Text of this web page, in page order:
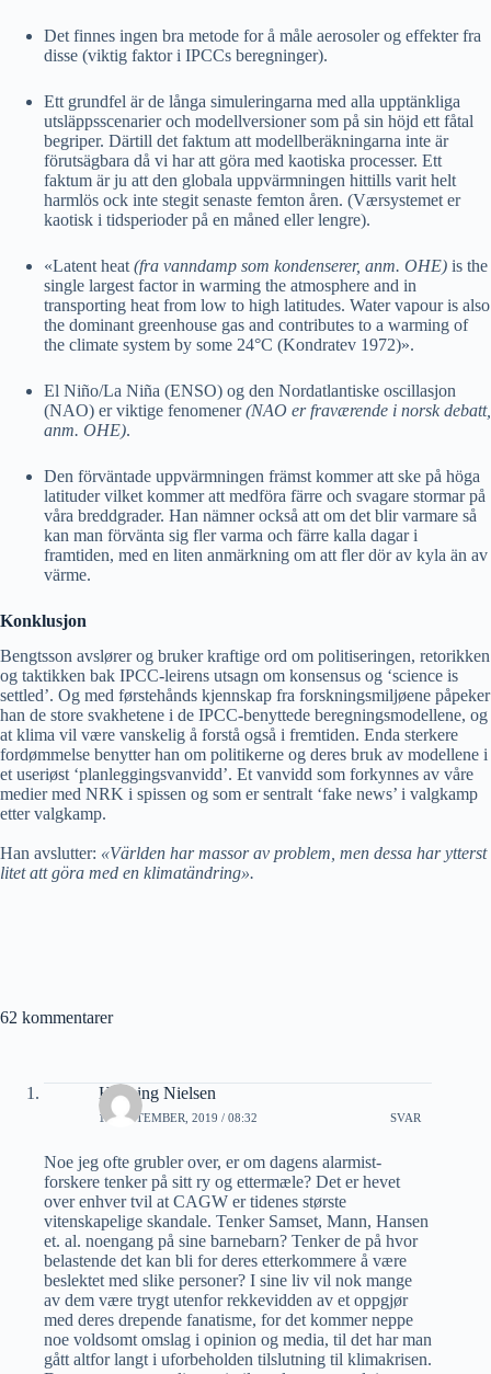
Det finnes ingen bra metode for å måle aerosoler og effekter fra
disse (viktig faktor i IPCCs beregninger).
Ett grundfel är de långa simuleringarna med alla upptänkliga
utsläppsscenarier och modellversioner som på sin höjd ett fåtal
begriper. Därtill det faktum att modellberäkningarna inte är
förutsägbara då vi har att göra med kaotiska processer. Ett
faktum är ju att den globala uppvärmningen hittills varit helt
harmlös ock inte stegit senaste femton åren. (Værsystemet er
kaotisk i tidsperioder på en måned eller lengre).
«Latent heat (fra vanndamp som kondenserer, anm. OHE) is the
single largest factor in warming the atmosphere and in
transporting heat from low to high latitudes. Water vapour is also
the dominant greenhouse gas and contributes to a warming of
the climate system by some 24°C (Kondratev 1972)».
El Niño/La Niña (ENSO) og den Nordatlantiske oscillasjon
(NAO) er viktige fenomener(NAO er fraværende i norsk debatt,
anm. OHE).
Den förväntade uppvärmningen främst kommer att ske på höga
latituder vilket kommer att medföra färre och svagare stormar på
våra breddgrader. Han nämner också att om det blir varmare så
kan man förvänta sig fler varma och färre kalla dagar i
framtiden, med en liten anmärkning om att fler dör av kyla än av
värme.
Konklusjon
Bengtsson avslører og bruker kraftige ord om politiseringen, retorikken
og taktikken bak IPCC-leirens utsagn om konsensus og ‘science is
settled’. Og med førstehånds kjennskap fra forskningsmiljøene påpeker
han de store svakhetene i de IPCC-benyttede beregningsmodellene, og
at klima vil være vanskelig å forstå også i fremtiden. Enda sterkere
fordømmelse benytter han om politikerne og deres bruk av modellene i
et useriøst ‘planleggingsvanvidd’. Et vanvidd som forkynnes av våre
medier med NRK i spissen og som er sentralt ‘fake news’ i valgkamp
etter valgkamp.
Han avslutter: «Världen har massor av problem, men dessa har ytterst
litet att göra med en klimatändring».
62 kommentarer
Henning Nielsen
13 SEPTEMBER, 2019 / 08:32 SVAR
Noe jeg ofte grubler over, er om dagens alarmist-
forskere tenker på sitt ry og ettermæle? Det er hevet
over enhver tvil at CAGW er tidenes største
vitenskapelige skandale. Tenker Samset, Mann, Hansen
et. al. noengang på sine barnebarn? Tenker de på hvor
belastende det kan bli for deres etterkommere å være
beslektet med slike personer? I sine liv vil nok mange
av dem være trygt utenfor rekkevidden av et oppgjør
med deres drepende fanatisme, for det kommer neppe
noe voldsomt omslag i opinion og media, til det har man
gått altfor langt i uforbeholden tilslutning til klimakrisen.